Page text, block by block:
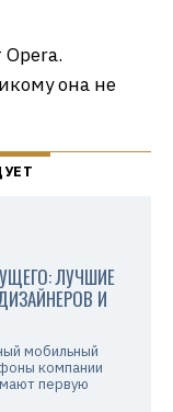
она не
ЛУЧШИЕ
И
мобильный
компании
первую